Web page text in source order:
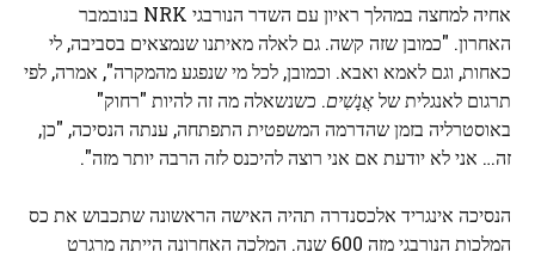
אחיה למחצה במהלך ראיון עם השדר הנורבגי NRK בנובמבר
האחרון. "כמובן שזה קשה. גם לאלה מאיתנו שנמצאים בסביבה, לי
כאחות, וגם לאמא ואבא. וכמובן, לכל מי שנפגע מהמקרה", אמרה, לפי
תרגום לאנגלית שלאֲנָשִׁים. כשנשאלה מה זה להיות "רחוק"
באוסטרליה בזמן שהדרמה המשפטית התפתחה, ענתה הנסיכה, "כן,
זה… אני לא יודעת אם אני רוצה להיכנס לזה הרבה יותר מזה".
הנסיכה אינגריד אלכסנדרה תהיה האישה הראשונה שתכבוש את כס
המלכות הנורבגי מזה 600 שנה. המלכה האחרונה הייתה מרגרט